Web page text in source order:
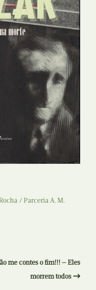
Parceria A. M.
me contes o fim!!! — Eles
morrem todos